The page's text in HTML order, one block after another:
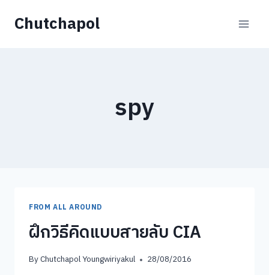
Chutchapol
spy
FROM ALL AROUND
ฝึกวิธีคิดแบบสายลับ CIA
ByChutchapol Youngwiriyakul 28/08/2016